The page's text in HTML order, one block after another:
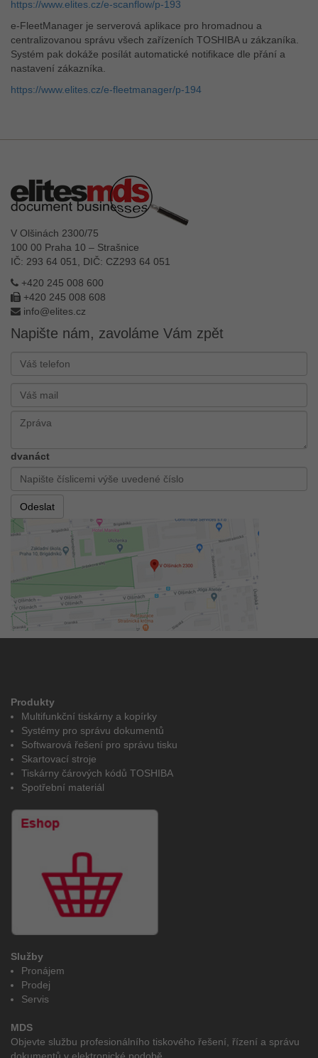
https://www.elites.cz/e-scanflow/p-193
e-FleetManager je serverová aplikace pro hromadnou a
centralizovanou správu všech zařízeních TOSHIBA u zákzaníka.
Systém pak dokáže posílát automatické notifikace dle přání a
nastavení zákazníka.
https://www.elites.cz/e-fleetmanager/p-194
V Olšinách 2300/75
100 00 Praha 10 – Strašnice
IČ: 293 64 051, DIČ: CZ293 64 051
+420 245 008 600
+420 245 008 608
info@elites.cz
Napište nám, zavoláme Vám zpět
dvanáct
Produkty
Multifunkční tiskárny a kopírky
Systémy pro správu dokumentů
Softwarová řešení pro správu tisku
Skartovací stroje
Tiskárny čárových kódů TOSHIBA
Spotřební materiál
Služby
Pronájem
Prodej
Servis
MDS
Objevte službu profesionálního tiskového řešení, řízení a správu